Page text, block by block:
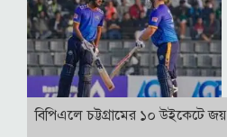
বিপিএলে চট্টগ্রামের ১০ উইকেটে জয়